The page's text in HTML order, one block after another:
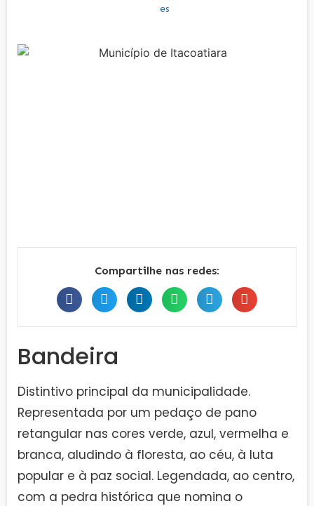
Compartilhe nas redes:
Bandeira
Distintivo principal da municipalidade.
Representada por um pedaço de pano
retangular nas cores verde, azul, vermelha e
branca, aludindo à floresta, ao céu, à luta
popular e à paz social. Legendada, ao centro,
com a pedra histórica que nomina o